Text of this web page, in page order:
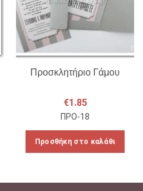
Προσκλητήριο Γάμου
€1.85
ΠΡΟ-18
Προσθήκη στο καλάθι